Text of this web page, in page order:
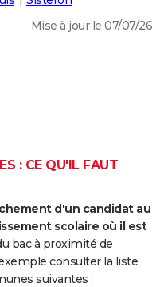
Mise à jour le 07/07/26
: CE QU'IL FAUT
d'un candidat au
scolaire où il est
bac à proximité de
consulter la liste
suivantes :